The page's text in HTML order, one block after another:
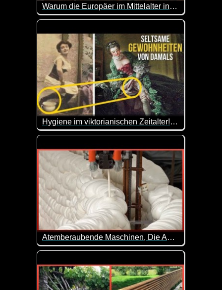
Warum die Europäer im Mittelalter in Kisten schliefen
Okay, ich werde mich nicht mehr über unbequeme
Hygiene im viktorianischen Zeitalter! Wie haben Frauen in diesen Kleidern die Toilette benutzt?
Wie haben die Hygiene-Praktiken wohl damals
Atemberaubende Maschinen, Die Auf Einem Anderen Level Sind - 2
In unserer postindustriellen Welt stoßen wir an